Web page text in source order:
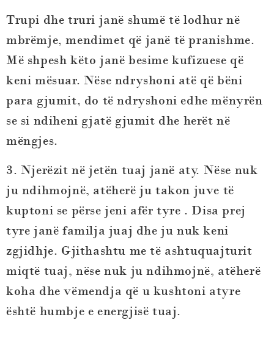
Trupi dhe truri janë shumë të lodhur në
mbrëmje, mendimet që janë të pranishme.
Më shpesh këto janë besime kufizuese që
keni mësuar. Nëse ndryshoni atë që bëni
para gjumit, do të ndryshoni edhe mënyrën
se si ndiheni gjatë gjumit dhe herët në
mëngjes.
3. Njerëzit në jetën tuaj janë aty. Nëse nuk
ju ndihmojnë, atëherë ju takon juve të
kuptoni se përse jeni afër tyre . Disa prej
tyre janë familja juaj dhe ju nuk keni
zgjidhje. Gjithashtu me të ashtuquajturit
miqtë tuaj, nëse nuk ju ndihmojnë, atëherë
koha dhe vëmendja që u kushtoni atyre
është humbje e energjisë tuaj.